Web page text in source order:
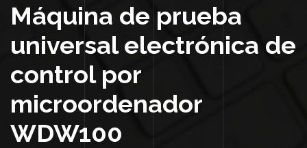
Máquina de prueba
universal electrónica de
control por
microordenador
WDW100